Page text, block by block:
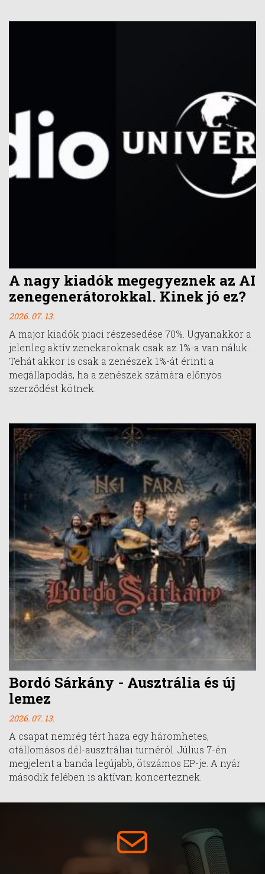
A nagy kiadók megegyeznek az AI
zenegenerátorokkal. Kinek jó ez?
2026. 07. 13.
A major kiadók piaci részesedése 70%. Ugyanakkor a
jelenleg aktív zenekaroknak csak az 1%-a van náluk.
Tehát akkor is csak a zenészek 1%-át érinti a
megállapodás, ha a zenészek számára előnyös
szerződést kötnek.
Bordó Sárkány - Ausztrália és új
lemez
2026. 07. 13.
A csapat nemrég tért haza egy háromhetes,
ötállomásos dél-ausztráliai turnéról. Július 7-én
megjelent a banda legújabb, ötszámos EP-je. A nyár
második felében is aktívan koncerteznek.